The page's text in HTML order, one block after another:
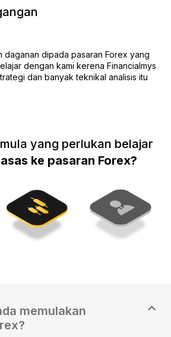
daganan dipada pasaran Forex yang
dengan kami kerena Financialmys
dan banyak teknikal analisis itu
yang perlukan belajar
ke pasaran Forex?
memulakan